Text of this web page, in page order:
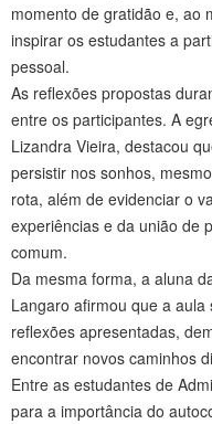
momento de gratidão e, ao
inspirar os estudantes a
pessoal.
As reflexões propostas
entre os participantes. A
Lizandra Vieira, destacou
persistir nos sonhos,
rota, além de evidenciar o
experiências e da união de
comum.
Da mesma forma, a aluna
Langaro afirmou que a
reflexões apresentadas,
encontrar novos caminhos
Entre as estudantes de
para a importância do